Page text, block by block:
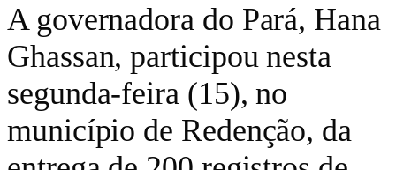
A governadora do Pará, Hana
Ghassan, participou nesta
segunda-feira (15), no
município de Redenção, da